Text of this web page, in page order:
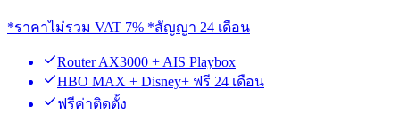
*ราคาไม่รวม VAT 7% *สัญญา 24 เดือน
Router AX3000 + AIS Playbox
HBO MAX + Disney+ ฟรี 24 เดือน
ฟรีค่าติดตั้ง